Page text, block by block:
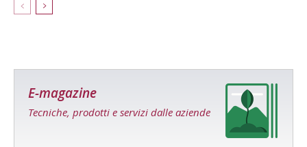
E-magazine
Tecniche, prodotti e servizi dalle aziende